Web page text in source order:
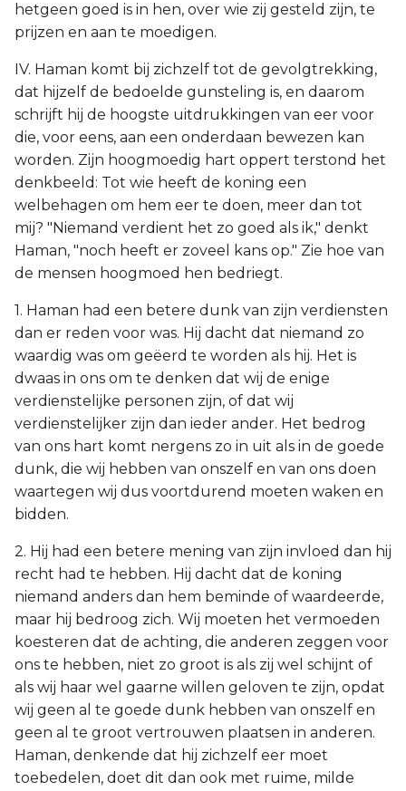
hetgeen goed is in hen, over wie zij gesteld zijn, te
prijzen en aan te moedigen.
IV. Haman komt bij zichzelf tot de gevolgtrekking,
dat hijzelf de bedoelde gunsteling is, en daarom
schrijft hij de hoogste uitdrukkingen van eer voor
die, voor eens, aan een onderdaan bewezen kan
worden. Zijn hoogmoedig hart oppert terstond het
denkbeeld: Tot wie heeft de koning een
welbehagen om hem eer te doen, meer dan tot
mij? "Niemand verdient het zo goed als ik," denkt
Haman, "noch heeft er zoveel kans op." Zie hoe van
de mensen hoogmoed hen bedriegt.
1. Haman had een betere dunk van zijn verdiensten
dan er reden voor was. Hij dacht dat niemand zo
waardig was om geëerd te worden als hij. Het is
dwaas in ons om te denken dat wij de enige
verdienstelijke personen zijn, of dat wij
verdienstelijker zijn dan ieder ander. Het bedrog
van ons hart komt nergens zo in uit als in de goede
dunk, die wij hebben van onszelf en van ons doen
waartegen wij dus voortdurend moeten waken en
bidden.
2. Hij had een betere mening van zijn invloed dan hij
recht had te hebben. Hij dacht dat de koning
niemand anders dan hem beminde of waardeerde,
maar hij bedroog zich. Wij moeten het vermoeden
koesteren dat de achting, die anderen zeggen voor
ons te hebben, niet zo groot is als zij wel schijnt of
als wij haar wel gaarne willen geloven te zijn, opdat
wij geen al te goede dunk hebben van onszelf en
geen al te groot vertrouwen plaatsen in anderen.
Haman, denkende dat hij zichzelf eer moet
toebedelen, doet dit dan ook met ruime, milde